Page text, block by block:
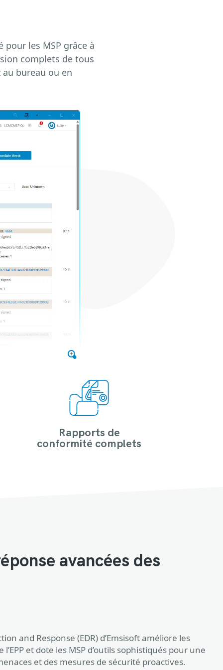
les MSP grâce à
complets de tous
bureau ou en
Rapports de
conformité complets
avancées des
and Response (EDR) d’Emsisoft améliore les
et dote les MSP d’outils sophistiqués pour une
et des mesures de sécurité proactives.